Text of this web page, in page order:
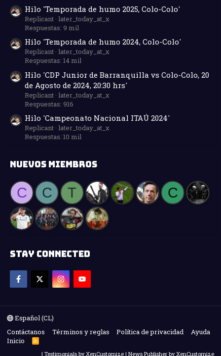
Hilo 'Temporada de humo 2025, Colo-Colo'
Replicant later_today_at_x
Respuestas: 9 mil
Hilo 'Temporada de humo 2024, Colo-Colo'
Replicant later_today_at_x
Respuestas: 14 mil
Hilo 'CDP Junior de Barranquilla vs Colo-Colo, 20
de Agosto de 2024, 20:30 hrs'
Replicant later_today_at_x
Respuestas: 916
Hilo 'Campeonato Nacional ITAÚ 2024'
Replicant later_today_at_x
Respuestas: 10 mil
NUEVOS MIEMBROS
C C T C
STAY CONNECTED
Español (CL)
Contáctanos
Términos y reglas Política de privacidad
Ayuda
Inicio
R
| Testimonials by XenCustomize | News Publisher by XenCustomize